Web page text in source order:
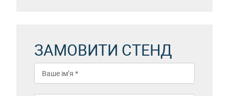
ЗАМОВИТИ СТЕНД